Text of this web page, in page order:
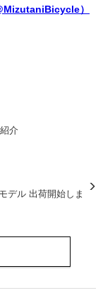
）
介
デル 出荷開始しま